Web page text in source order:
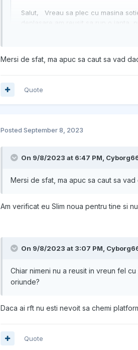
Mersi de sfat, ma apuc sa caut sa vad
Quote
Posted September 8, 2023
On 9/8/2023 at 6:47 PM,
Mersi de sfat, ma apuc sa caut sa
Am verificat eu Slim noua pentru tine si
On 9/8/2023 at 3:07 PM,
Chiar nimeni nu a reusit in vreun fel
oriunde?
Daca ai rft nu esti nevoit sa chemi
Quote